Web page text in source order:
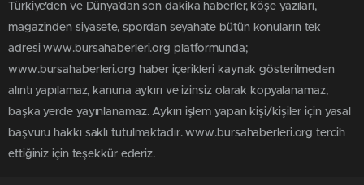
Türkiye'den ve Dünya’dan son dakika haberler, köşe yazıları,
magazinden siyasete, spordan seyahate bütün konuların tek
adresi www.bursahaberleri.org platformunda;
www.bursahaberleri.org haber içerikleri kaynak gösterilmeden
alıntı yapılamaz, kanuna aykırı ve izinsiz olarak kopyalanamaz,
başka yerde yayınlanamaz. Aykırı işlem yapan kişi/kişiler için yasal
başvuru hakkı saklı tutulmaktadır. www.bursahaberleri.org tercih
ettiğiniz için teşekkür ederiz.